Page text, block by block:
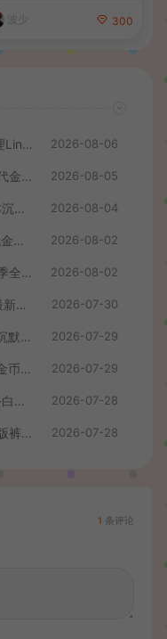
授权后台+简易安卓客户
详细搭建教程+视频教程
波少 300
MT3换皮MH【天穹西游】最新整理Linux手工服务端+安卓苹果双端+GM后台+详细搭建教程+全套源码+视频教程 2026-08-06
宫斗养成手游【盛世芳華多区跨服代金券本地优化版】最新整理单机一键即玩端+Linux手工服务端+CDK授权后台+安卓+详细搭建教程 2026-08-05
RED三端引擎传奇手游【2003我本沉默】最新整理Win系服务端+安卓苹果PC三端+详细搭建教程 2026-08-04
三网H5策略手游【三国兵临天下代金券内购七合修复版】最新整理单机一键即玩镜像端+Linux手工服务端+管理后台+GM授权后台+简易安卓客户端+详细搭建教程+视频教程 2026-08-02
卡牌回合手游【山海经异兽录11赛季全人物代金券内购版】最新整理WIN系服务端+授权GM后台+管理后台+热更修改工具+安卓+详细搭建教程 2026-08-02
GGE2互通西游【神界天海西柚】最新整理Win系服务端+安卓苹果PC三端+内置GM工具+全套源码+详细搭建教程+视频教程 2026-07-30
RED三端引擎传奇手游【聚义木剑沉默高仿嘟嘟沉默】最新整理Win系服务端+安卓苹果PC三端+详细搭建教程 2026-07-29
战神引擎传奇手游【1.76怀旧月光金币版】最新整理Win系复古服务端+安卓苹果双端+GM授权物品后台+详细搭建教程 2026-07-29
战神引擎传奇手游【1.80野战元素-白猪7.2免授权】最新整理Win系特色服务端+安卓+GM授权物品后台+详细搭建教程 2026-07-28
战神引擎传奇手游【大唐冰雪完整版裤衩7.0免授权】最新整理Win系特色服务端+GM授权后台+安卓苹果双端+详细搭建教程 2026-07-28
1 条评论